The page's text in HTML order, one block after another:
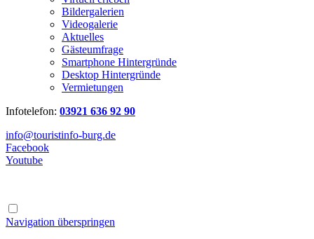
Bildergalerien
Videogalerie
Aktuelles
Gästeumfrage
Smartphone Hintergründe
Desktop Hintergründe
Vermietungen
Infotelefon: 03921 636 92 90
info@touristinfo-burg.de
Facebook
Youtube
Navigation überspringen